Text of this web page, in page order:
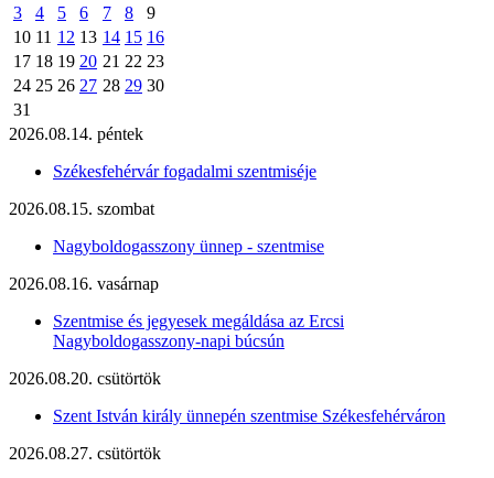
3
4 5 6 7 8
9
10 11 12 13 14 15 16
17 18 19 20 21 22 23
24 25 26 27 28 29 30
31
2026.08.14. péntek
Székesfehérvár fogadalmi szentmiséje
2026.08.15. szombat
Nagyboldogasszony ünnep - szentmise
2026.08.16. vasárnap
Szentmise és jegyesek megáldása az Ercsi
Nagyboldogasszony-napi búcsún
2026.08.20. csütörtök
Szent István király ünnepén szentmise Székesfehérváron
2026.08.27. csütörtök